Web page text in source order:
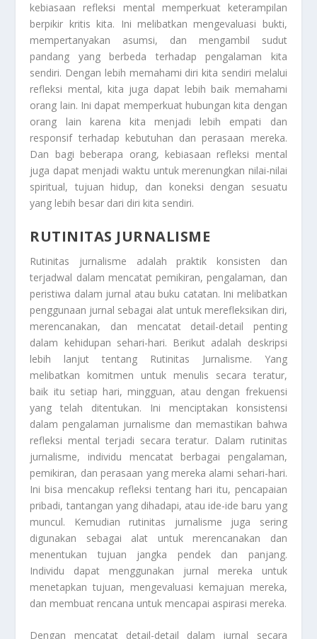
kebiasaan refleksi mental memperkuat keterampilan
berpikir kritis kita. Ini melibatkan mengevaluasi bukti,
mempertanyakan asumsi, dan mengambil sudut
pandang yang berbeda terhadap pengalaman kita
sendiri. Dengan lebih memahami diri kita sendiri melalui
refleksi mental, kita juga dapat lebih baik memahami
orang lain. Ini dapat memperkuat hubungan kita dengan
orang lain karena kita menjadi lebih empati dan
responsif terhadap kebutuhan dan perasaan mereka.
Dan bagi beberapa orang, kebiasaan refleksi mental
juga dapat menjadi waktu untuk merenungkan nilai-nilai
spiritual, tujuan hidup, dan koneksi dengan sesuatu
yang lebih besar dari diri kita sendiri.
RUTINITAS JURNALISME
Rutinitas jurnalisme adalah praktik konsisten dan
terjadwal dalam mencatat pemikiran, pengalaman, dan
peristiwa dalam jurnal atau buku catatan. Ini melibatkan
penggunaan jurnal sebagai alat untuk merefleksikan diri,
merencanakan, dan mencatat detail-detail penting
dalam kehidupan sehari-hari. Berikut adalah deskripsi
lebih lanjut tentang
Rutinitas Jurnalisme. Yang
melibatkan komitmen untuk menulis secara teratur,
baik itu setiap hari, mingguan, atau dengan frekuensi
yang telah ditentukan. Ini menciptakan konsistensi
dalam pengalaman jurnalisme dan memastikan bahwa
refleksi mental terjadi secara teratur. Dalam rutinitas
jurnalisme, individu mencatat berbagai pengalaman,
pemikiran, dan perasaan yang mereka alami sehari-hari.
Ini bisa mencakup refleksi tentang hari itu, pencapaian
pribadi, tantangan yang dihadapi, atau ide-ide baru yang
muncul. Kemudian rutinitas jurnalisme juga sering
digunakan sebagai alat untuk merencanakan dan
menentukan tujuan jangka pendek dan panjang.
Individu dapat menggunakan jurnal mereka untuk
menetapkan tujuan, mengevaluasi kemajuan mereka,
dan membuat rencana untuk mencapai aspirasi mereka.
Dengan mencatat detail-detail dalam jurnal secara